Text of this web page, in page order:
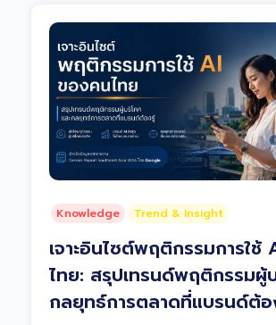
Knowledge Trend & Insight
เจาะอินไซต์พฤติกรรมการใช้
ไทย: สรุปเทรนด์พฤติกรรมผู้
กลยุทธ์การตลาดที่แบรนด์ต้